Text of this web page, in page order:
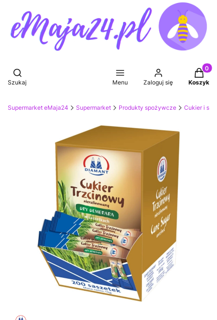
Otwórz wyszukiwarkę
Szukaj Menu Zaloguj się Koszyk
Supermarket eMaja24 Supermarket Produkty spożywcze Cukier i